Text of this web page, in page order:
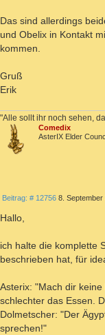
Das sind allerdings
und Obelix in Kontakt
kommen.
Gruß
Erik
"Alle sollt ihr noch sehen,
Comedix
AsterIX Elder
Beitrag: # 12756Beitrag
8. September
Hallo,
ich halte die komplette
beschrieben hat, für
Asterix: "Mach dir
schlechter das Essen.
Dolmetscher: "Der
sprechen!"